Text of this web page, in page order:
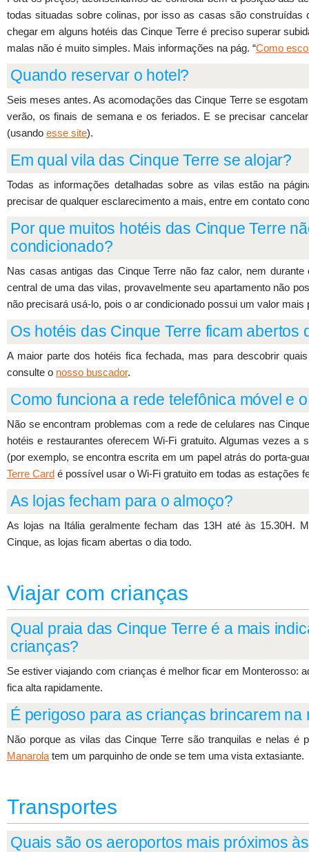
todas situadas sobre colinas, por isso as casas são construídas
chegar em alguns hotéis das Cinque Terre é preciso superar
malas não é muito simples. Mais informações na pág. “Como
Quando reservar o hotel?
Seis meses antes. As acomodações das Cinque Terre se
verão, os finais de semana e os feriados. E se precisar
(usando esse site).
Em qual vila das Cinque Terre se alojar?
Todas as informações detalhadas sobre as vilas estão na
precisar de qualquer esclarecimento a mais, entre em contato
Por que muitos hotéis das Cinque Terre
condicionado?
Nas casas antigas das Cinque Terre não faz calor, nem
central de uma das vilas, provavelmente seu apartamento não
não precisará usá-lo, pois o ar condicionado possui um valor mais
Os hotéis das Cinque Terre ficam abertos
A maior parte dos hotéis fica fechada, mas para descobrir
consulte o nosso buscador.
Como funciona a rede telefônica móvel e
Não se encontram problemas com a rede de celulares nas
hotéis e restaurantes oferecem Wi-Fi gratuito. Algumas vezes a
(por exemplo, se encontra escrita em um papel atrás do porta-
Terre Card é possível usar o Wi-Fi gratuito em todas as estações
As lojas fecham para o almoço?
As lojas na Itália geralmente fecham das 13H até às 15.30H.
Cinque, as lojas ficam abertas o dia todo.
Viajar com crianças
Qual praia das Cinque Terre é a mais
crianças?
Se estiver viajando com crianças é melhor ficar em Monterosso:
fica alta rapidamente.
É perigoso para as crianças brincarem na
Não porque as vilas das Cinque Terre são tranquilas e nelas é
Manarola tem um parquinho de onde se tem uma vista extasiante.
Transportes
Quais são os aeroportos mais próximos